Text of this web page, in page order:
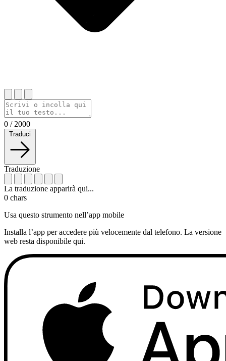
0 / 2000
Traduci
Traduzione
La traduzione apparirà qui...
0 chars
Usa questo strumento nell’app mobile
Installa l’app per accedere più velocemente dal telefono. La versione
web resta disponibile qui.